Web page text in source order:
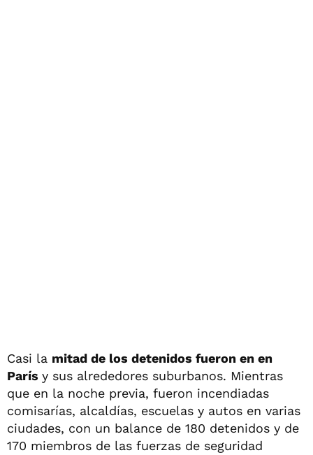
Casi la mitad de los detenidos fueron en en
París y sus alrededores suburbanos. Mientras
que en la noche previa, fueron incendiadas
comisarías, alcaldías, escuelas y autos en varias
ciudades, con un balance de 180 detenidos y de
170 miembros de las fuerzas de seguridad